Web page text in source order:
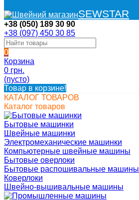
SEWSTAR
+38 (050) 189 30 90
+38 (097) 450 30 85
0
Корзина
0 грн.
(пусто)
Товар в корзине!
КАТАЛОГ ТОВАРОВ
Каталог товаров
Бытовые машинки
Швейные машинки
Электромеханические машинки
Компьютерные швейные машины
Бытовые оверлоки
Бытовые распошивальные машины
Коверлоки
Швейно-вышивальные машины